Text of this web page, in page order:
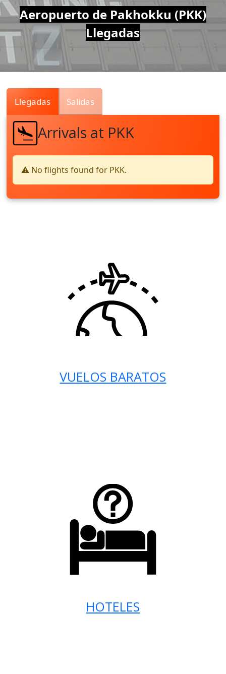
Air
Traffic
Live
Aeropuerto de Pakhokku (PKK)
Llegadas
Llegadas Salidas
Arrivals at PKK
⚠️ No flights found for PKK.
VUELOS BARATOS
HOTELES